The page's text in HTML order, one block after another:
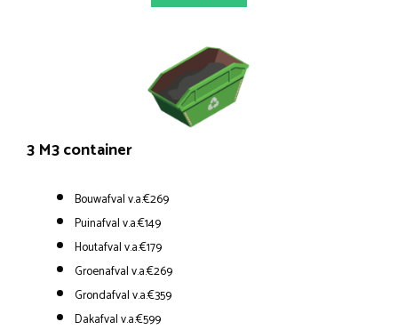
3 M3 container
Bouwafval v.a.€269
Puinafval v.a.€149
Houtafval v.a.€179
Groenafval v.a.€269
Grondafval v.a.€359
Dakafval v.a.€599